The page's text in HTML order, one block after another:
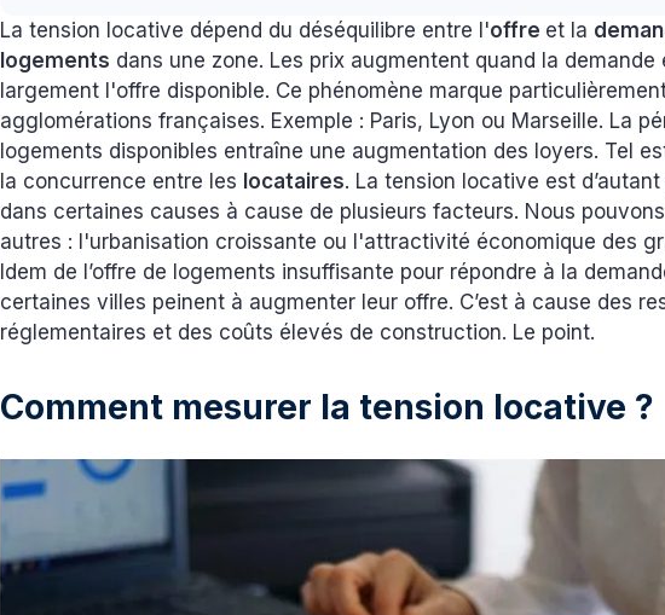
La tension locative dépend du déséquilibre entre l'offre et la
logements dans une zone. Les prix augmentent quand la demande
largement l'offre disponible. Ce phénomène marque
agglomérations françaises. Exemple : Paris, Lyon ou Marseille. La
logements disponibles entraîne une augmentation des loyers. Tel
la concurrence entre les locataires. La tension locative est
dans certaines causes à cause de plusieurs facteurs. Nous
autres : l'urbanisation croissante ou l'attractivité économique des
Idem de l’offre de logements insuffisante pour répondre à la
certaines villes peinent à augmenter leur offre. C’est à cause des
réglementaires et des coûts élevés de construction. Le point.
Comment mesurer la tension locative ?